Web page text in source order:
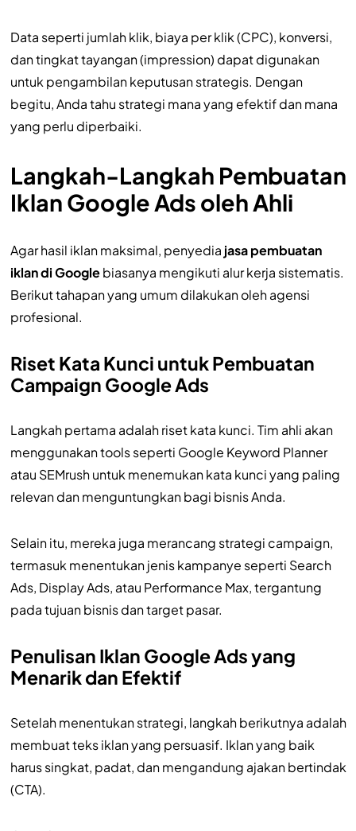
Data seperti jumlah klik, biaya per klik (CPC), konversi,
dan tingkat tayangan (impression) dapat digunakan
untuk pengambilan keputusan strategis. Dengan
begitu, Anda tahu strategi mana yang efektif dan mana
yang perlu diperbaiki.
Langkah-Langkah Pembuatan
Iklan Google Ads oleh Ahli
Agar hasil iklan maksimal, penyedia jasa pembuatan
iklan di Googlebiasanya mengikuti alur kerja sistematis.
Berikut tahapan yang umum dilakukan oleh agensi
profesional.
Riset Kata Kunci untuk Pembuatan
Campaign Google Ads
Langkah pertama adalah riset kata kunci. Tim ahli akan
menggunakan tools seperti Google Keyword Planner
atau SEMrush untuk menemukan kata kunci yang paling
relevan dan menguntungkan bagi bisnis Anda.
Selain itu, mereka juga merancang strategi campaign,
termasuk menentukan jenis kampanye seperti Search
Ads, Display Ads, atau Performance Max, tergantung
pada tujuan bisnis dan target pasar.
Penulisan Iklan Google Ads yang
Menarik dan Efektif
Setelah menentukan strategi, langkah berikutnya adalah
membuat teks iklan yang persuasif. Iklan yang baik
harus singkat, padat, dan mengandung ajakan bertindak
(CTA).